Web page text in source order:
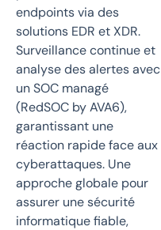
endpoints via des
solutions EDR et XDR.
Surveillance continue et
analyse des alertes avec
un SOC managé
(RedSOC by AVA6),
garantissant une
réaction rapide face aux
cyberattaques. Une
approche globale pour
assurer une sécurité
informatique fiable,